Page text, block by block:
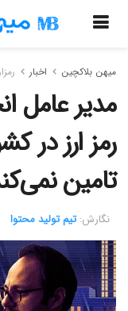
میهن بلاکچین اخبار
مدیر عامل
رمز ارز در
تامین
نگارش:‌ تیم تولید محتوا